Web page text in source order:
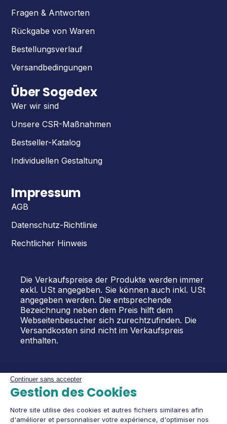
Continuer sans accepter
Gestion des Cookies
Notre site utilise des cookies et autres fichiers similaires afin
d'améliorer et personnaliser votre expérience, d'optimiser nos
Fragen & Antworten
Rückgabe von Waren
Bestellungsverlauf
Versandbedingungen
Über Sogedex
Wer wir sind
Unsere CSR-Maßnahmen
Bestseller-Katalog
Individuellen Gestaltung
Impressum
AGB
Datenschutz-Richtlinie
Rechtlicher Hinweis
Die Verkaufspreise der Produkte werden immer
exkl. USt angegeben. Sie können auch inkl. USt
angegeben werden. Die entsprechende
Bezeichnung neben dem Preis hilft dem
Webseitenbesucher sich zurechtzufinden. Die
Versandkosten sind nicht im Verkaufspreis
enthalten.